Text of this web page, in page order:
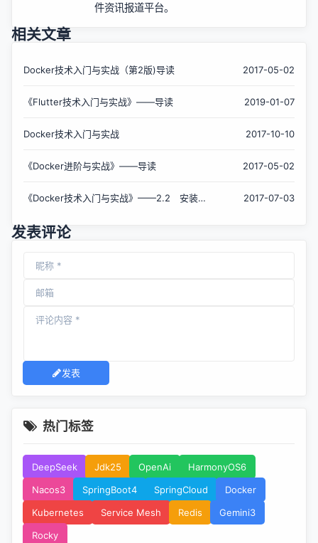
件资讯报道平台。
相关文章
Docker技术入门与实战（第2版)导读 2017-05-02
《Flutter技术入门与实战》——导读 2019-01-07
Docker技术入门与实战 2017-10-10
《Docker进阶与实战》——导读 2017-05-02
《Docker技术入门与实战》——2.2 安装
2017-07-03
发表评论
发表
热门标签
DeepSeek Jdk25 OpenAi
HarmonyOS6
Nacos3
SpringBoot4 SpringCloud
Docker
Kubernetes
Service Mesh Redis
Gemini3
Rocky